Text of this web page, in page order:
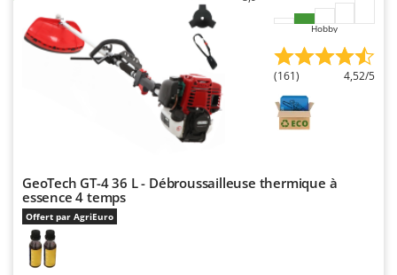
Ribimex
Ripartrak
Rover Pompe
Royal Food
Ryobi
Hobby
(161) 4,52/5
GeoTech GT-4 36 L - Débroussailleuse thermique à
essence 4 temps
Offert par AgriEuro